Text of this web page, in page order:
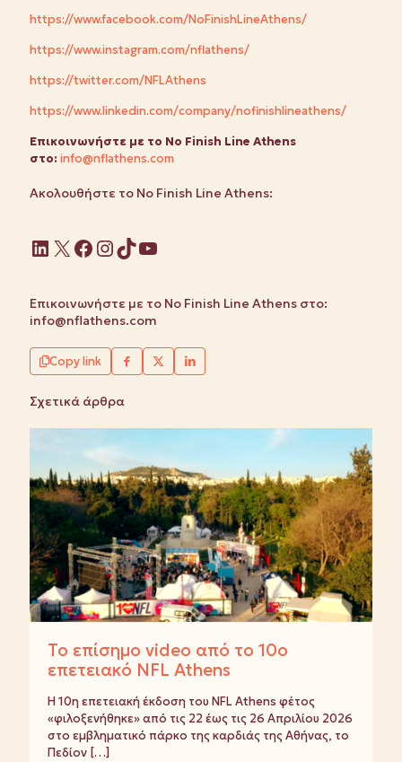
https://www.facebook.com/NoFinishLineAthens/
https://www.instagram.com/nflathens/
https://twitter.com/NFLAthens
https://www.linkedin.com/company/nofinishlineathens/
Επικοινωνήστε με το No Finish Line Athens
στο: info@nflathens.com
Ακολουθήστε το No Finish Line Athens:
Linkedin
X Facebook
Instagram
TikTok
YouTube
Επικοινωνήστε με το No Finish Line Athens στο:
info@nflathens.com
Copy link
Σχετικά άρθρα
Το επίσημο video από το 10ο
επετειακό NFL Athens
Η 10η επετειακή έκδοση του NFL Athens φέτος
«φιλοξενήθηκε» από τις 22 έως τις 26 Απριλίου 2026
στο εμβληματικό πάρκο της καρδιάς της Αθήνας, το
Πεδίον […]